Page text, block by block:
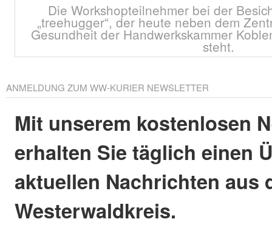
Die Workshopteilnehmer bei der
„treehugger“, der heute neben dem
Gesundheit der Handwerkskammer
steht.
ANMELDUNG ZUM WW-KURIER NEWSLETTER
Mit unserem kostenlosen
erhalten Sie täglich einen
aktuellen Nachrichten aus
Westerwaldkreis.